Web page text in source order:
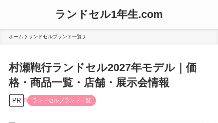
ランドセル1年生.com
ホーム ランドセルブランド一覧
村瀬鞄行ランドセル2027年モデル｜価
格・商品一覧・店舗・展示会情報
PR ランドセルブランド一覧